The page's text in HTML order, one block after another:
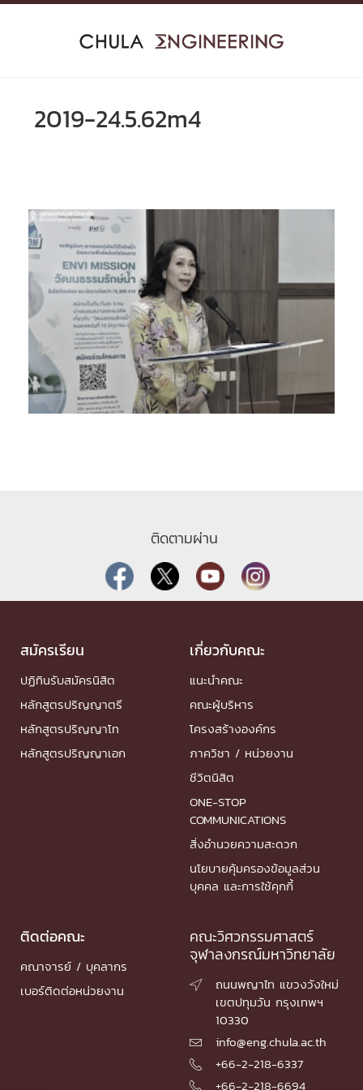
Skip
2019-24.5.62m4
ติดตามผ่าน
สมัครเรียน
ปฏิทินรับสมัครนิสิต
หลักสูตรปริญญาตรี
หลักสูตรปริญญาโท
หลักสูตรปริญญาเอก
เกี่ยวกับคณะ
แนะนำคณะ
คณะผู้บริหาร
โครงสร้างองค์กร
ภาควิชา / หน่วยงาน
ชีวิตนิสิต
ONE-STOP
COMMUNICATIONS
สิ่งอำนวยความสะดวก
นโยบายคุ้มครองข้อมูลส่วน
บุคคล และการใช้คุกกี้
ติดต่อคณะ
คณาจารย์ / บุคลากร
เบอร์ติดต่อหน่วยงาน
คณะวิศวกรรมศาสตร์
จุฬาลงกรณ์มหาวิทยาลัย

ถนนพญาไท แขวงวังใหม่
เขตปทุมวัน กรุงเทพฯ
10330
 info@eng.chula.ac.th
 +66-2-218-6337
 +66-2-218-6694